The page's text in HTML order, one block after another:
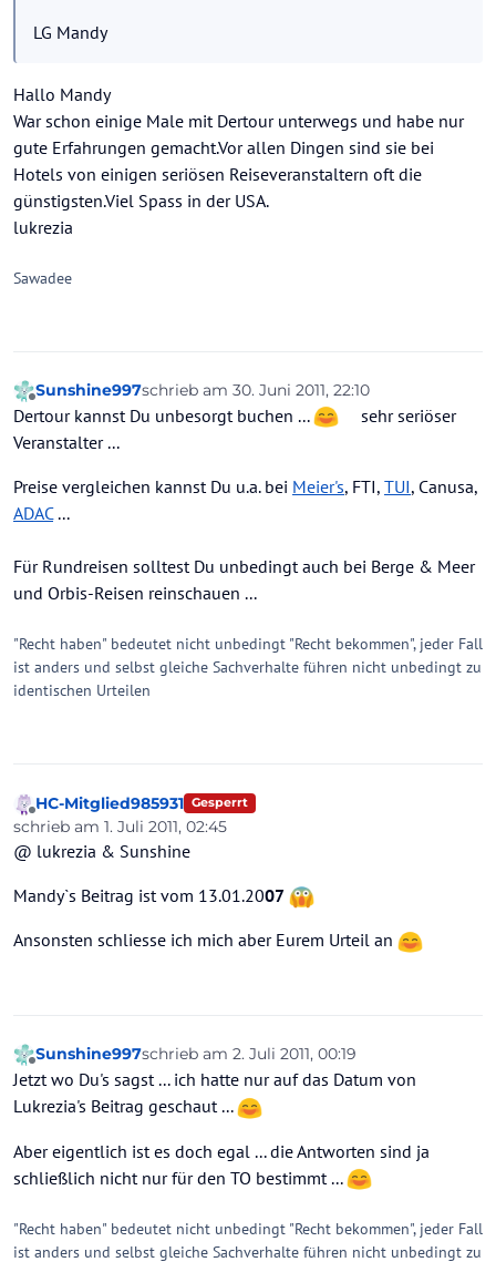
LG Mandy
Hallo Mandy
War schon einige Male mit Dertour unterwegs und habe nur
gute Erfahrungen gemacht.Vor allen Dingen sind sie bei
Hotels von einigen seriösen Reiseveranstaltern oft die
günstigsten.Viel Spass in der USA.
lukrezia
Sawadee
Offline
Sunshine997schrieb am 30. Juni 2011, 22:10
zuletzt editiert von
Dertour kannst Du unbesorgt buchen ...
sehr seriöser
Veranstalter ...
Preise vergleichen kannst Du u.a. bei Meier's, FTI, TUI, Canusa,
ADAC...
Für Rundreisen solltest Du unbedingt auch bei Berge & Meer
und Orbis-Reisen reinschauen ...
"Recht haben" bedeutet nicht unbedingt "Recht bekommen", jeder Fall
ist anders und selbst gleiche Sachverhalte führen nicht unbedingt zu
identischen Urteilen
Offline
HC-Mitglied985931 Gesperrt
schrieb am 1. Juli 2011, 02:45
zuletzt editiert von
@ lukrezia & Sunshine
Mandy`s Beitrag ist vom 13.01.2007
Ansonsten schliesse ich mich aber Eurem Urteil an
Offline
Sunshine997schrieb am 2. Juli 2011, 00:19
zuletzt editiert von
Jetzt wo Du's sagst ... ich hatte nur auf das Datum von
Lukrezia's Beitrag geschaut ...
Aber eigentlich ist es doch egal ... die Antworten sind ja
schließlich nicht nur für den TO bestimmt ...
"Recht haben" bedeutet nicht unbedingt "Recht bekommen", jeder Fall
ist anders und selbst gleiche Sachverhalte führen nicht unbedingt zu